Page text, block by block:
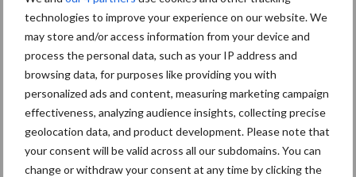
technologies to improve your experience on our website. We
may store and/or access information from your device and
process the personal data, such as your IP address and
browsing data, for purposes like providing you with
personalized ads and content, measuring marketing campaign
effectiveness, analyzing audience insights, collecting precise
geolocation data, and product development. Please note that
your consent will be valid across all our subdomains. You can
change or withdraw your consent at any time by clicking the
Primaire
Sidebar
Recent nieuws Partner nieuws
5 aug
Albourgh Tyres breidt uit naar
nieuwe marktsegmenten
Toon meer